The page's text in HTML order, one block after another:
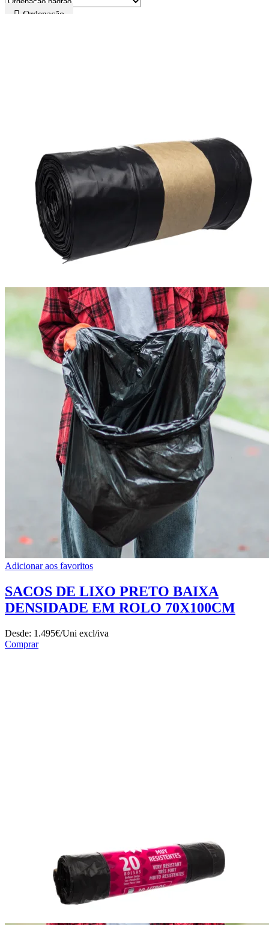
Ordenação
Adicionar aos favoritos
SACOS DE LIXO PRETO BAIXA
DENSIDADE EM ROLO 70X100CM
Desde: 1.495€/Uni excl/iva
Comprar